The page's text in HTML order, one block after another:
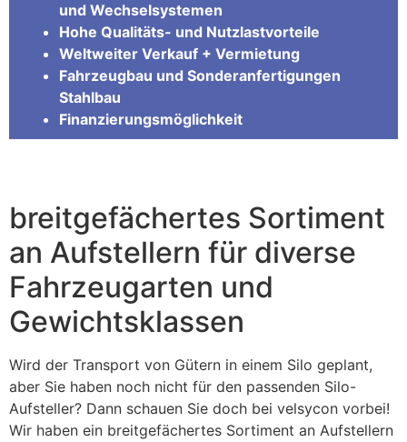
und Wechselsystemen
Hohe Qualitäts- und Nutzlastvorteile
Weltweiter Verkauf + Vermietung
Fahrzeugbau und Sonderanfertigungen
Stahlbau
Finanzierungsmöglichkeit
breitgefächertes Sortiment
an Aufstellern für diverse
Fahrzeugarten und
Gewichtsklassen
Wird der Transport von Gütern in einem Silo geplant,
aber Sie haben noch nicht für den passenden Silo-
Aufsteller? Dann schauen Sie doch bei velsycon vorbei!
Wir haben ein breitgefächertes Sortiment an Aufstellern